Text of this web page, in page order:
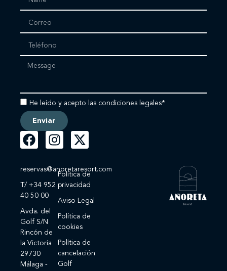
He leído y acepto las condiciones legales*
Enviar
reservas@anoretaresort.com
T/ +34 952
40 50 00
Avda. del
Golf S/N
Rincón de
la Victoria
29730
Málaga -
Política de
privacidad
Aviso Legal
Política de
cookies
Política de
cancelación
Golf